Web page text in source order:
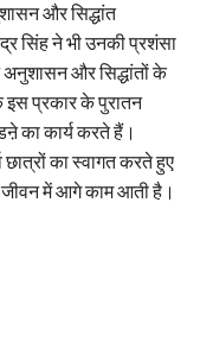
और सिद्धांत
सिंह ने भी उनकी प्रशंसा
अनुशासन और सिद्धांतों के
इस प्रकार के पुरातन
का कार्य करते हैं।
छात्रों का स्वागत करते हुए
जीवन में आगे काम आती है।